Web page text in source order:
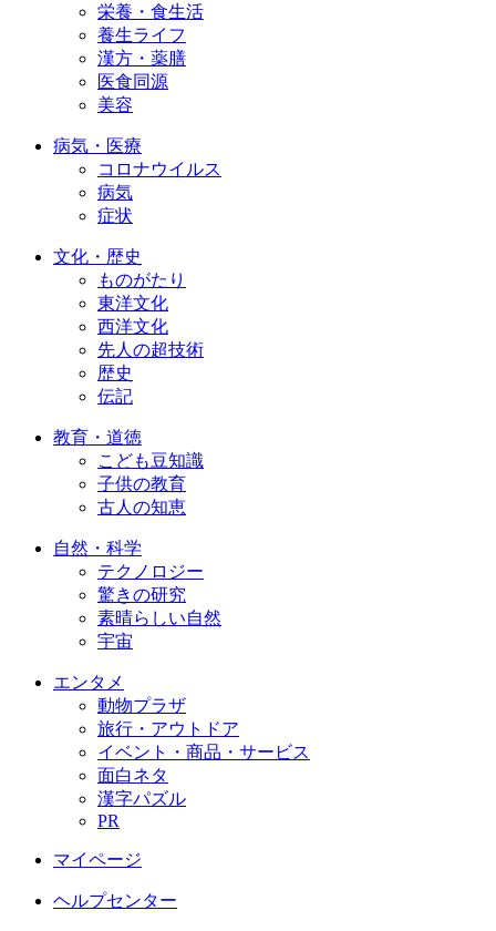
栄養・食生活
養生ライフ
漢方・薬膳
医食同源
美容
病気・医療
コロナウイルス
病気
症状
文化・歴史
ものがたり
東洋文化
西洋文化
先人の超技術
歴史
伝記
教育・道徳
こども豆知識
子供の教育
古人の知恵
自然・科学
テクノロジー
驚きの研究
素晴らしい自然
宇宙
エンタメ
動物プラザ
旅行・アウトドア
イベント・商品・サービス
面白ネタ
漢字パズル
PR
マイページ
ヘルプセンター